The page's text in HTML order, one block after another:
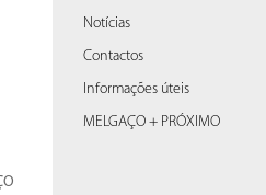
Notícias
Contactos
Informações úteis
MELGAÇO + PRÓXIMO